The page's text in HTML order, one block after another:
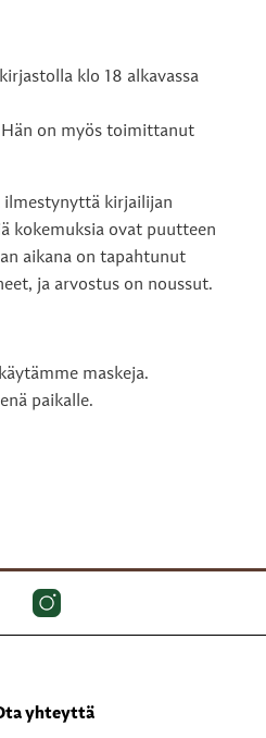
klo 18 alkavassa
on myös toimittanut
ilmestynyttä kirjailijan
kokemuksia ovat puutteen
aikana on tapahtunut
ja arvostus on noussut.
maskeja.
paikalle.
yhteyttä